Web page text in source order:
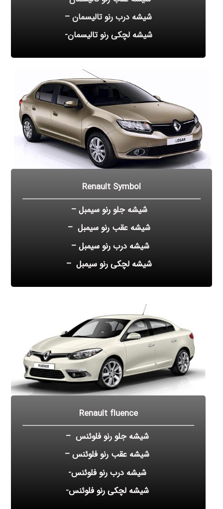
شیشه درب رنو تالیسمان –
شیشه لچکی رنو تالیسمان-
Renault Symbol
شیشه جلو رنو سیمبل –
شیشه عقب رنو سیمبل –
شیشه درب رنو سیمبل –
شیشه لچکی رنو سیمبل –
Renault fluence
شیشه جلو رنو فلوئنس –
شیشه عقب رنو فلوئنس –
شیشه درب رنو فلوئنس-
شیشه لچکی رنو فلوئنس-